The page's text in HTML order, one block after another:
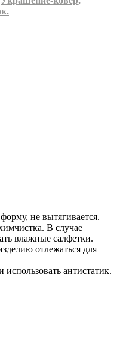
не вытягивается.
В случае
влажные салфетки.
отлежаться для
антистатик.